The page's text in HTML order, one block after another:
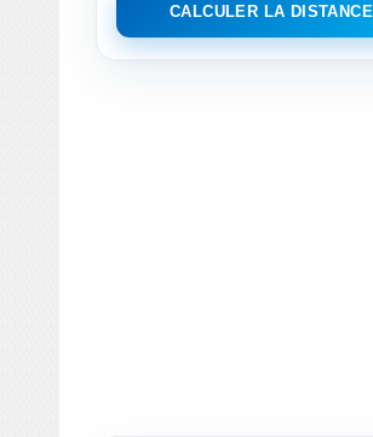
CALCULER LA DISTANCE